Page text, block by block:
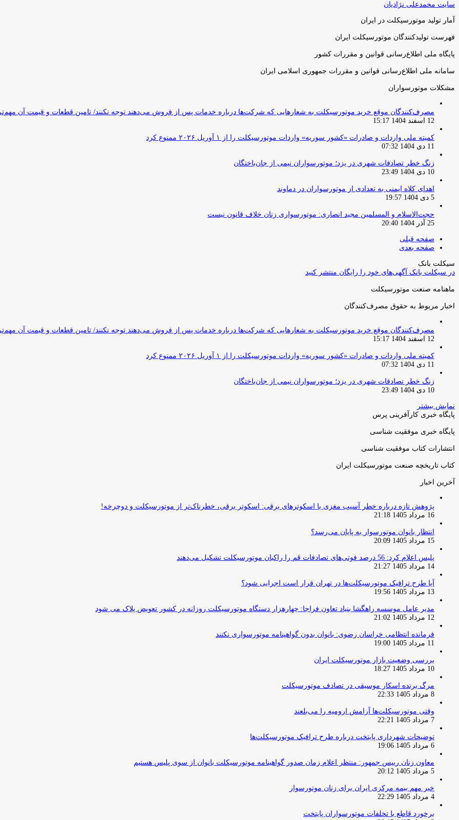
سایت محمدعلی نژادیان
آمار تولید موتورسیکلت در ایران
فهرست تولیدکنندگان موتورسیکلت ایران
پایگاه ملی اطلاع‌رسانی قوانین و مقررات کشور
سامانه ملی اطلاع‌رسانی قوانین و مقررات جمهوری اسلامی ایران
مشکلات موتورسواران
مصرف‌کنندگان موقع خرید موتورسیکلت به شعارهایی که شرکت‌ها درباره خدمات پس از فروش می‌دهند توجه نکنند/ تامین قطعات و قیمت آن
12 اسفند 1404 15:17
کمیته ملی واردات و صادرات «کشور سوریه» واردات موتورسیکلت را از ۱ آوریل ۲۰۲۶ ممنوع کرد
11 دی 1404 07:32
زنگ خطر تصادفات شهری در یزد؛ موتورسواران نیمی از جان‌باختگان
10 دی 1404 23:49
اهدای کلاه ایمنی به تعدادی از موتورسواران در دماوند
5 دی 1404 19:57
حجت‌الاسلام و المسلمین مجید انصاری: موتورسواری زنان خلاف قانون نیست
25 آذر 1404 20:40
صفحه قبلی
صفحه بعدی
سیکلت بانک
در سیکلت بانک آگهی‌های خود را رایگان منتشر کنید
ماهنامه صنعت موتورسیکلت
اخبار مربوط به حقوق مصرف‌کنندگان
مصرف‌کنندگان موقع خرید موتورسیکلت به شعارهایی که شرکت‌ها درباره خدمات پس از فروش می‌دهند توجه نکنند/ تامین قطعات و قیمت آن
12 اسفند 1404 15:17
کمیته ملی واردات و صادرات «کشور سوریه» واردات موتورسیکلت را از ۱ آوریل ۲۰۲۶ ممنوع کرد
11 دی 1404 07:32
زنگ خطر تصادفات شهری در یزد؛ موتورسواران نیمی از جان‌باختگان
10 دی 1404 23:49
نمایش بیشتر
پایگاه خبری کارآفرینی پرس
پایگاه خبری موفقیت شناسی
انتشارات کتاب موفقیت شناسی
کتاب تاریخچه صنعت موتورسیکلت ایران
آخرین اخبار
پژوهش تازه درباره خطر آسیب مغزی با اسکوترهای برقی: اسکوتر برقی، خطرناک‌تر از موتورسیکلت و دوچرخه!
16 مرداد 1405 21:18
انتظار بانوان موتورسوار به پایان می‌رسد؟
15 مرداد 1405 20:09
پلیس اعلام کرد: 56 درصد فوتی‌های تصادفات قم را راکبان موتورسیکلت تشکیل می‌دهند
14 مرداد 1405 21:27
آیا طرح ترافیک موتورسیکلت‌ها در تهران قرار است اجرایی شود؟
13 مرداد 1405 19:56
مدیر عامل موسسه راهگشا بنیاد تعاون فراجا: چهارهزار دستگاه موتورسیکلت روزانه در کشور تعویض پلاک می شود
12 مرداد 1405 21:02
فرمانده انتظامی خراسان رضوی: بانوان بدون گواهینامه موتورسواری نکنند
11 مرداد 1405 19:00
بررسی وضعیت بازار موتورسیکلت ایران
10 مرداد 1405 18:27
مرگ برنده اسکار موسیقی در تصادف موتورسیکلت
8 مرداد 1405 22:33
وقتی موتورسیکلت‌ها آرامش ارومیه را می‌بلعند
7 مرداد 1405 22:21
توضیحات شهرداری پایتخت درباره طرح ترافیک موتورسیکلت‌ها
6 مرداد 1405 19:06
معاون زنان رییس جمهور: منتظر اعلام زمان صدور گواهینامه موتورسیکلت بانوان از سوی پلیس هستیم
5 مرداد 1405 20:12
خبر مهم بیمه مرکزی ایران برای زنان موتورسوار
4 مرداد 1405 22:29
برخورد قاطع با تخلفات موتورسواران پایتخت